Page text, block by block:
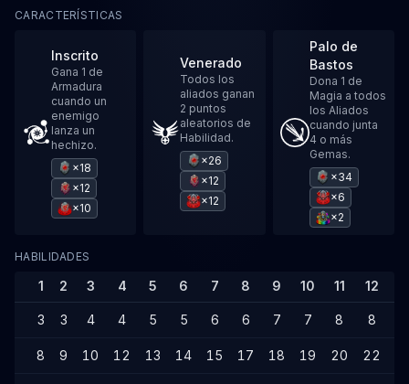
CARACTERÍSTICAS
Inscrito
Gana 1 de
Armadura
cuando un
enemigo
lanza un
hechizo.
×18
×12
×10
Venerado
Todos los
aliados ganan
2 puntos
aleatorios de
Habilidad.
×26
×12
×12
Palo de
Bastos
Dona 1 de
Magia a todos
los Aliados
cuando junta
4 o más
Gemas.
×34
×6
×2
HABILIDADES
1 2 3 4 5 6 7 8 9 10 11 12
3 3 4 4 5 5 6 6 7 7 8 8
8 9 10 12 13 14 15 17 18 19 20 22